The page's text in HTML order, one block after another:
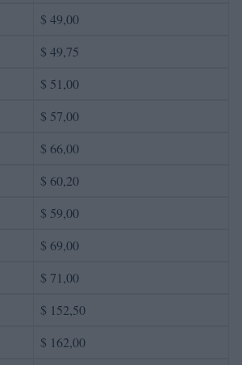
$ 49,00
$ 49,75
$ 51,00
$ 57,00
$ 66,00
$ 60,20
$ 59,00
$ 69,00
$ 71,00
$ 152,50
$ 162,00